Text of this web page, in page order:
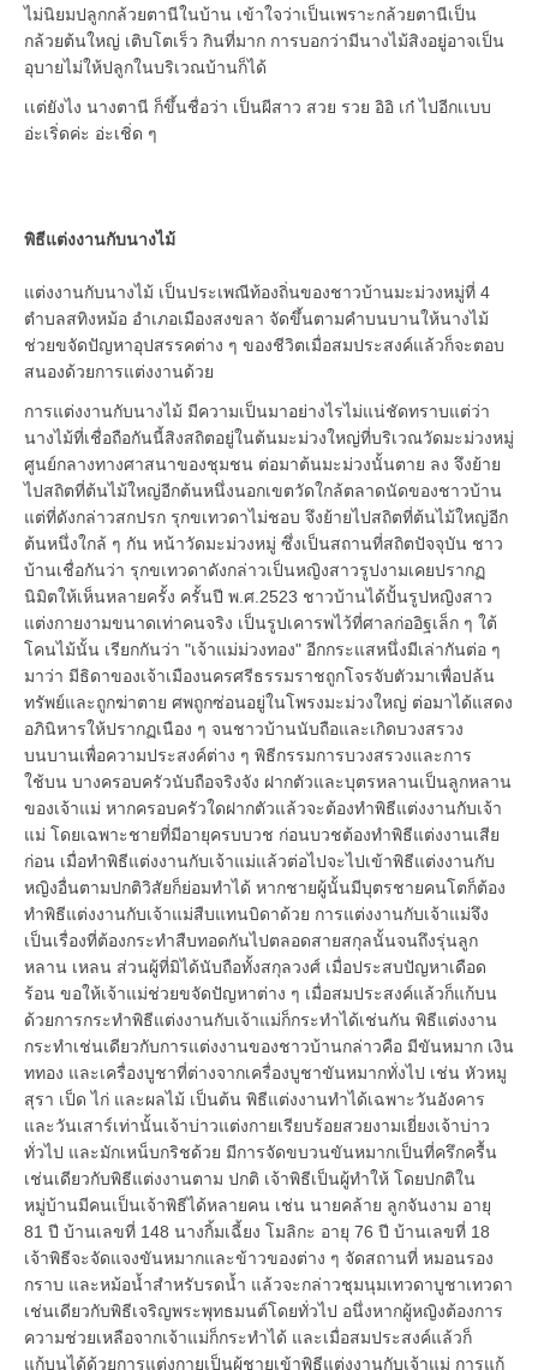
ไม่นิยมปลูกกล้วยตานีในบ้าน เข้าใจว่าเป็นเพราะกล้วยตานีเป็น
กล้วยต้นใหญ่ เติบโตเร็ว กินที่มาก การบอกว่ามีนางไม้สิงอยู่อาจเป็น
อุบายไม่ให้ปลูกในบริเวณบ้านก็ได้
เเต่ยังไง นางตานี ก็ขึ้นชื่อว่า เป็นผีสาว สวย รวย อิอิ เก๋ ไปอีกเเบบ
อ่ะเริ่ดค่ะ อ่ะเชิ่ด ๆ
พิธีแต่งงานกับนางไม้
แต่งงานกับนางไม้ เป็นประเพณีท้องถิ่นของชาวบ้านมะม่วงหมู่ที่ 4
ตำบลสทิงหม้อ อำเภอเมืองสงขลา จัดขึ้นตามคำบนบานให้นางไม้
ช่วยขจัดปัญหาอุปสรรคต่าง ๆ ของชีวิตเมื่อสมประสงค์แล้วก็จะตอบ
สนองด้วยการแต่งงานด้วย
การแต่งงานกับนางไม้ มีความเป็นมาอย่างไรไม่แน่ชัดทราบแต่ว่า
นางไม้ที่เชื่อถือกันนี้สิงสถิตอยู่ในต้นมะม่วงใหญ่ที่บริเวณวัดมะม่วงหมู่
ศูนย์กลางทางศาสนาของชุมชน ต่อมาต้นมะม่วงนั้นตาย ลง จึงย้าย
ไปสถิตที่ต้นไม้ใหญ่อีกต้นหนึ่งนอกเขตวัดใกล้ตลาดนัดของชาวบ้าน
แต่ที่ดังกล่าวสกปรก รุกขเทวดาไม่ชอบ จึงย้ายไปสถิตที่ต้นไม้ใหญ่อีก
ต้นหนึ่งใกล้ ๆ กัน หน้าวัดมะม่วงหมู่ ซึ่งเป็นสถานที่สถิตปัจจุบัน ชาว
บ้านเชื่อกันว่า รุกขเทวดาดังกล่าวเป็นหญิงสาวรูปงามเคยปรากฏ
นิมิตให้เห็นหลายครั้ง ครั้นปี พ.ศ.2523 ชาวบ้านได้ปั้นรูปหญิงสาว
แต่งกายงามขนาดเท่าคนจริง เป็นรูปเคารพไว้ที่ศาลก่ออิฐเล็ก ๆ ใต้
โคนไม้นั้น เรียกกันว่า "เจ้าแม่ม่วงทอง" อีกกระแสหนึ่งมีเล่ากันต่อ ๆ
มาว่า มีธิดาของเจ้าเมืองนครศรีธรรมราชถูกโจรจับตัวมาเพื่อปล้น
ทรัพย์และถูกฆ่าตาย ศพถูกซ่อนอยู่ในโพรงมะม่วงใหญ่ ต่อมาได้แสดง
อภินิหารให้ปรากฏเนือง ๆ จนชาวบ้านนับถือและเกิดบวงสรวง
บนบานเพื่อความประสงค์ต่าง ๆ พิธีกรรมการบวงสรวงและการ
ใช้บน บางครอบครัวนับถือจริงจัง ฝากตัวและบุตรหลานเป็นลูกหลาน
ของเจ้าแม่ หากครอบครัวใดฝากตัวแล้วจะต้องทำพิธีแต่งงานกับเจ้า
แม่ โดยเฉพาะชายที่มีอายุครบบวช ก่อนบวชต้องทำพิธีแต่งงานเสีย
ก่อน เมื่อทำพิธีแต่งงานกับเจ้าแม่แล้วต่อไปจะไปเข้าพิธีแต่งงานกับ
หญิงอื่นตามปกติวิสัยก็ย่อมทำได้ หากชายผู้นั้นมีบุตรชายคนโตก็ต้อง
ทำพิธีแต่งงานกับเจ้าแม่สืบแทนบิดาด้วย การแต่งงานกับเจ้าแม่จึง
เป็นเรื่องที่ต้องกระทำสืบทอดกันไปตลอดสายสกุลนั้นจนถึงรุ่นลูก
หลาน เหลน ส่วนผู้ที่มิได้นับถือทั้งสกุลวงศ์ เมื่อประสบปัญหาเดือด
ร้อน ขอให้เจ้าแม่ช่วยขจัดปัญหาต่าง ๆ เมื่อสมประสงค์แล้วก็แก้บน
ด้วยการกระทำพิธีแต่งงานกับเจ้าแม่ก็กระทำได้เช่นกัน พิธีแต่งงาน
กระทำเช่นเดียวกับการแต่งงานของชาวบ้านกล่าวคือ มีขันหมาก เงิน
ททอง และเครื่องบูชาที่ต่างจากเครื่องบูชาขันหมากทั่งไป เช่น หัวหมู
สุรา เป็ด ไก่ และผลไม้ เป็นต้น พิธีแต่งงานทำได้เฉพาะวันอังคาร
และวันเสาร์เท่านั้นเจ้าบ่าวแต่งกายเรียบร้อยสวยงามเยี่ยงเจ้าบ่าว
ทั่วไป และมักเหน็บกริชด้วย มีการจัดขบวนขันหมากเป็นที่ครึกครื้น
เช่นเดียวกับพิธีแต่งงานตาม ปกติ เจ้าพิธีเป็นผู้ทำให้ โดยปกติใน
หมู่บ้านมีคนเป็นเจ้าพิธีได้หลายคน เช่น นายคล้าย ลูกจันงาม อายุ
81 ปี บ้านเลขที่ 148 นางกิ้มเฉี้ยง โมลิกะ อายุ 76 ปี บ้านเลขที่ 18
เจ้าพิธีจะจัดแจงขันหมากและข้าวของต่าง ๆ จัดสถานที่ หมอนรอง
กราบ และหม้อน้ำสำหรับรดน้ำ แล้วจะกล่าวชุมนุมเทวดาบูชาเทวดา
เช่นเดียวกับพิธีเจริญพระพุทธมนต์โดยทั่วไป อนึ่งหากผู้หญิงต้องการ
ความช่วยเหลือจากเจ้าแม่ก็กระทำได้ และเมื่อสมประสงค์แล้วก็
แก้บนได้ด้วยการแต่งกายเป็นผู้ชายเข้าพิธีแต่งงานกับเจ้าแม่ การแก้